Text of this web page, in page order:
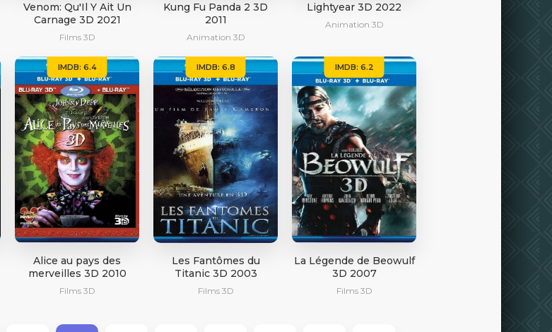
Venom: Qu'Il Y Ait Un
Carnage 3D 2021
Films 3D
Kung Fu Panda 2 3D
2011
Animation 3D
Lightyear 3D 2022
Animation 3D
IMDB: 6.4
Alice au pays des
merveilles 3D 2010
Films 3D
IMDB: 6.8
Les Fantômes du
Titanic 3D 2003
Films 3D
IMDB: 6.2
La Légende de Beowulf
3D 2007
Films 3D